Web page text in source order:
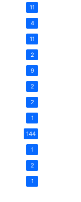
11
4
11
2
9
2
2
1
144
1
2
1